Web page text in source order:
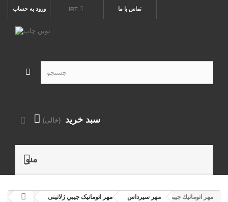
ورود به حساب IRT تماس با ما
سبد خرید (خالی)
منو
مهر اتوماتیک جيبي ژلاتینی مهر سيرداس
مهر اتوماتيك جيبي